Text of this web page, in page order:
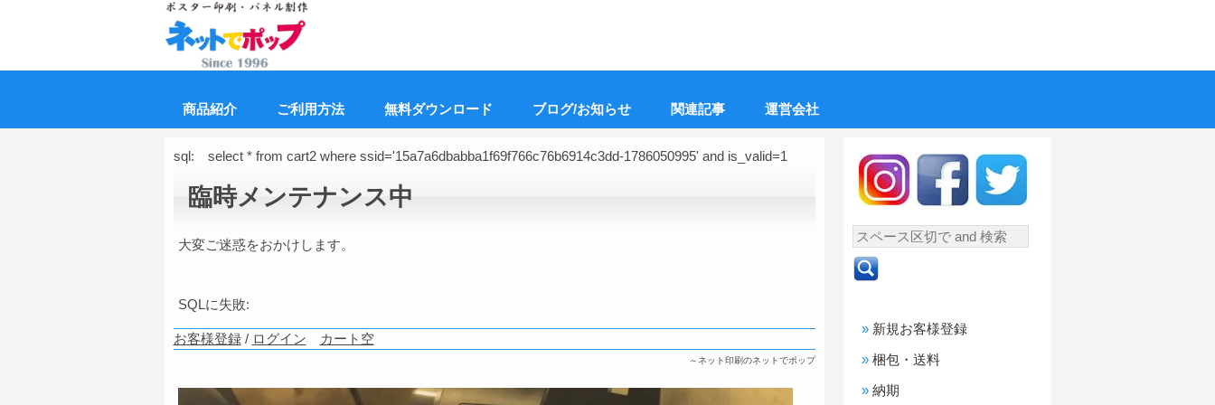
商品紹介 ご利用方法 無料ダウンロード ブログ/お知らせ 関連記事 運営会社
sql: select * from cart2 where ssid='15a7a6dbabba1f69f766c76b6914c3dd-1786050995' and is_valid=1
臨時メンテナンス中
大変ご迷惑をおかけします。
SQLに失敗:
お客様登録/ ログイン カート空
～ネット印刷のネットでポップ
新規お客様登録
梱包・送料
納期